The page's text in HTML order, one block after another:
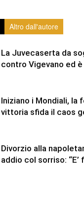
Altro dall'autore
La Juvecaserta da
contro Vigevano ed
Iniziano i Mondiali, la
vittoria sfida il caos
Divorzio alla
addio col sorriso: “E’